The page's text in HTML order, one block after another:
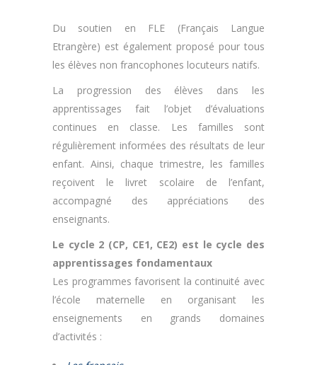
Du soutien en FLE (Français Langue
Etrangère) est également proposé pour tous
les élèves non francophones locuteurs natifs.
La progression des élèves dans les
apprentissages fait l’objet d’évaluations
continues en classe. Les familles sont
régulièrement informées des résultats de leur
enfant. Ainsi, chaque trimestre, les familles
reçoivent le livret scolaire de l’enfant,
accompagné des appréciations des
enseignants.
Le cycle 2 (CP, CE1, CE2) est le cycle des
apprentissages fondamentaux
Les programmes favorisent la continuité avec
l’école maternelle en organisant les
enseignements en grands domaines
d’activités :